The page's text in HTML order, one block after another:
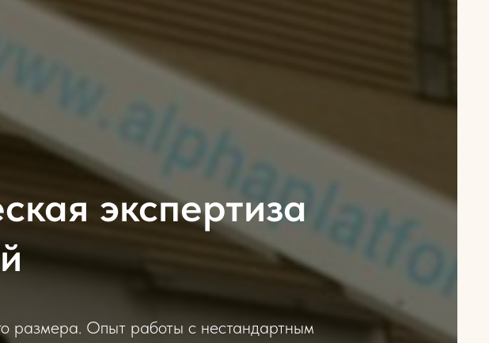
экспертиза
размера. Опыт работы с нестандартным